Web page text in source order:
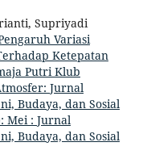
Supriyadi
Variasi
Ketepatan
Putri Klub
Jurnal
Budaya, dan Sosial
Mei : Jurnal
Budaya, dan Sosial